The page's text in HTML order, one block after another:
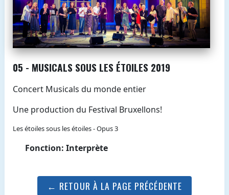
05 - MUSICALS SOUS LES ÉTOILES 2019
Concert Musicals du monde entier
Une production du Festival Bruxellons!
Les étoiles sous les étoiles - Opus 3
Fonction: Interprète
← RETOUR À LA PAGE PRÉCÉDENTE